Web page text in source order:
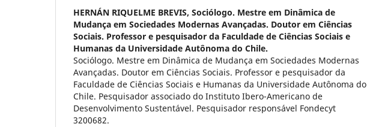
HERNÁN RIQUELME BREVIS, Sociólogo. Mestre em Dinâmica de
Mudança em Sociedades Modernas Avançadas. Doutor em Ciências
Sociais. Professor e pesquisador da Faculdade de Ciências Sociais e
Humanas da Universidade Autônoma do Chile.
Sociólogo. Mestre em Dinâmica de Mudança em Sociedades Modernas
Avançadas. Doutor em Ciências Sociais. Professor e pesquisador da
Faculdade de Ciências Sociais e Humanas da Universidade Autônoma do
Chile. Pesquisador associado do Instituto Ibero-Americano de
Desenvolvimento Sustentável. Pesquisador responsável Fondecyt
3200682.